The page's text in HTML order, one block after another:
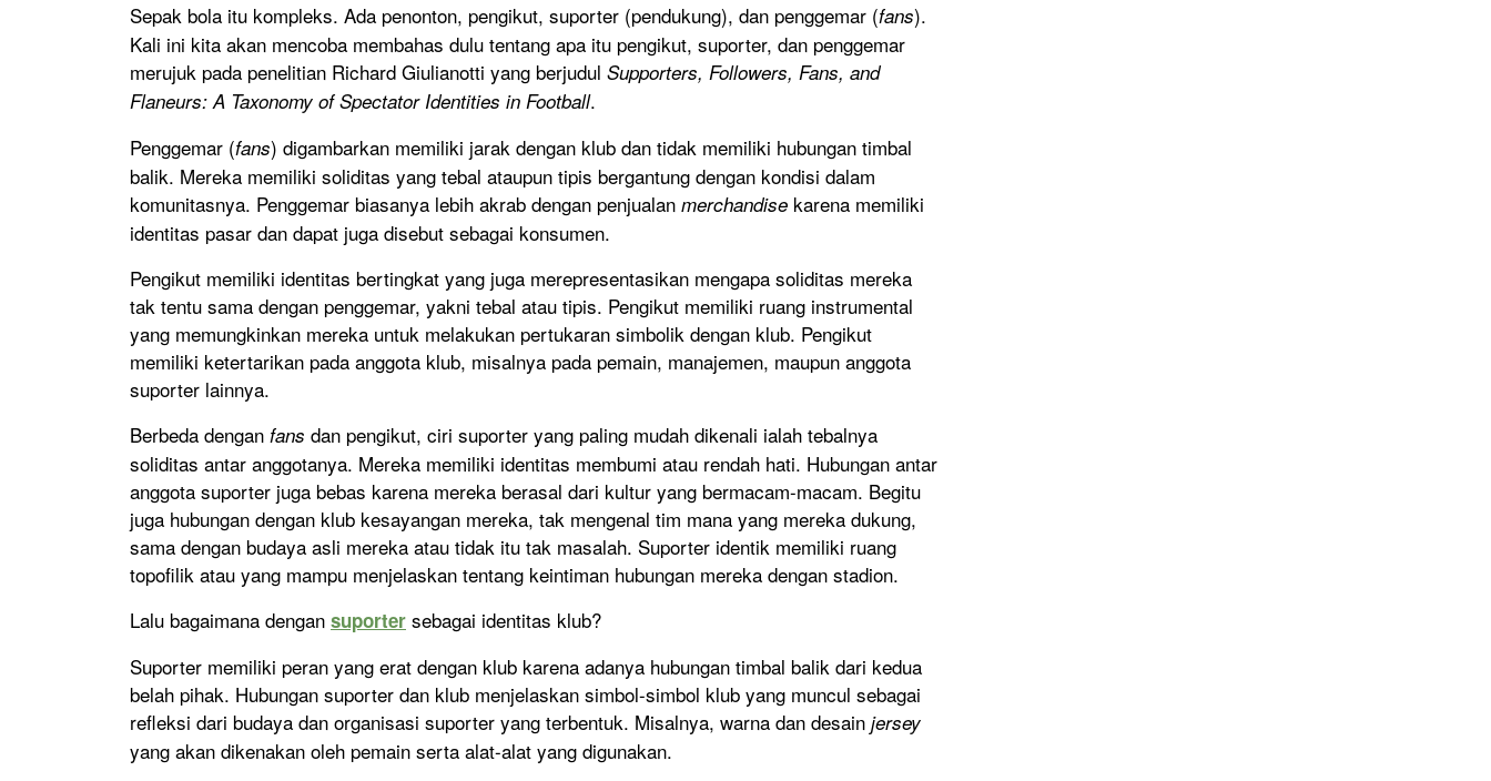
Sepak bola itu kompleks. Ada penonton, pengikut, suporter (pendukung), dan penggemar (fans).
Kali ini kita akan mencoba membahas dulu tentang apa itu pengikut, suporter, dan penggemar
merujuk pada penelitian Richard Giulianotti yang berjudul Supporters, Followers, Fans, and
Flaneurs: A Taxonomy of Spectator Identities in Football.
Penggemar (fans) digambarkan memiliki jarak dengan klub dan tidak memiliki hubungan timbal
balik. Mereka memiliki soliditas yang tebal ataupun tipis bergantung dengan kondisi dalam
komunitasnya. Penggemar biasanya lebih akrab dengan penjualan merchandise karena memiliki
identitas pasar dan dapat juga disebut sebagai konsumen.
Pengikut memiliki identitas bertingkat yang juga merepresentasikan mengapa soliditas mereka
tak tentu sama dengan penggemar, yakni tebal atau tipis. Pengikut memiliki ruang instrumental
yang memungkinkan mereka untuk melakukan pertukaran simbolik dengan klub. Pengikut
memiliki ketertarikan pada anggota klub, misalnya pada pemain, manajemen, maupun anggota
suporter lainnya.
Berbeda dengan fans dan pengikut, ciri suporter yang paling mudah dikenali ialah tebalnya
soliditas antar anggotanya. Mereka memiliki identitas membumi atau rendah hati. Hubungan antar
anggota suporter juga bebas karena mereka berasal dari kultur yang bermacam-macam. Begitu
juga hubungan dengan klub kesayangan mereka, tak mengenal tim mana yang mereka dukung,
sama dengan budaya asli mereka atau tidak itu tak masalah. Suporter identik memiliki ruang
topofilik atau yang mampu menjelaskan tentang keintiman hubungan mereka dengan stadion.
Lalu bagaimana dengan suporter sebagai identitas klub?
Suporter memiliki peran yang erat dengan klub karena adanya hubungan timbal balik dari kedua
belah pihak. Hubungan suporter dan klub menjelaskan simbol-simbol klub yang muncul sebagai
refleksi dari budaya dan organisasi suporter yang terbentuk. Misalnya, warna dan desain jersey
yang akan dikenakan oleh pemain serta alat-alat yang digunakan.